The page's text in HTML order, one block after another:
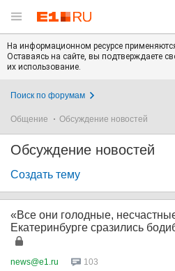
На информационном ресурсе
Оставаясь на сайте, вы подтверждаете
их использование.
Поиск по форумам
Общение Обсуждение новостей
Обсуждение новостей
Создать тему
«Все они голодные,
Екатеринбурге сразились
news@e1.ru 103